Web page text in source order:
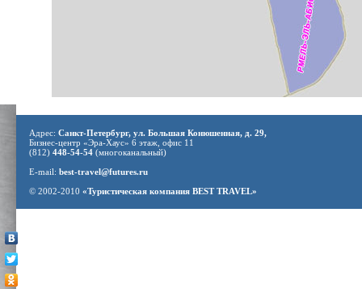
Адрес: Санкт-Петербург, ул. Большая Конюшенная, д. 29,
Бизнес-центр «Эра-Хаус» 6 этаж, офис 11
(812) 448-54-54 (многоканальный)
E-mail: best-travel@futures.ru
© 2002-2010 «Туристическая компания BEST TRAVEL»